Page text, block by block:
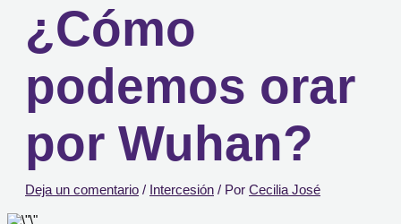
¿Cómo
podemos orar
por Wuhan?
Deja un comentario / Intercesión / Por Cecilia José